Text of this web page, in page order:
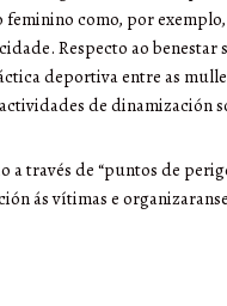
como, por
Respecto ao benestar
deportiva entre as
de dinamización
través de “puntos de
ás vítimas e